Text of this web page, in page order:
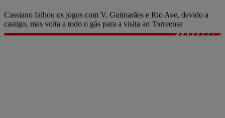
Cassiano falhou os jogos com V. Guimarães e Rio Ave, devido a
castigo, mas volta a todo o gás para a visita ao Torreense